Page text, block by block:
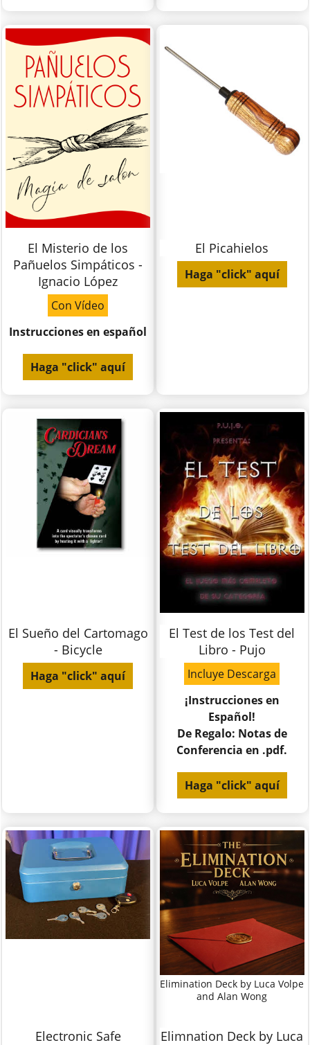
El Misterio de los
Pañuelos Simpáticos -
Ignacio López
Con Vídeo
Instrucciones en español
Haga "click" aquí
El Picahielos
Haga "click" aquí
El Sueño del Cartomago
- Bicycle
Haga "click" aquí
El Test de los Test del
Libro - Pujo
Incluye Descarga
¡Instrucciones en
Español!
De Regalo: Notas de
Conferencia en .pdf.
Haga "click" aquí
Electronic Safe
Elimination Deck by Luca Volpe
and Alan Wong
Elimnation Deck by Luca